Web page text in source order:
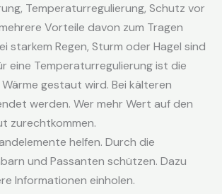
Temperaturregulierung, Schutz vor
Vorteile davon zum Tragen
starkem Regen, Sturm oder Hagel sind
eine Temperaturregulierung ist die
gestaut wird. Bei kälteren
werden. Wer mehr Wert auf den
zurechtkommen.
helfen. Durch die
und Passanten schützen. Dazu
Informationen einholen.